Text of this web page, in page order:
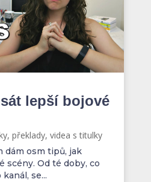
lepší bojové
překlady, videa s titulky
dám osm tipů, jak
scény. Od té doby, co
se...